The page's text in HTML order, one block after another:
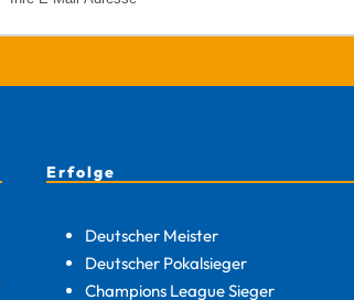
Erfolge
Deutscher Meister
Deutscher Pokalsieger
Champions League Sieger